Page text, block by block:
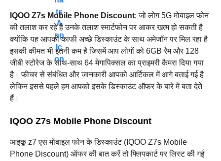
IQOO Z7s Mobile Phone Discount: जो लोग 5G मोबाइल फोन
की तलाश कर रहे हैं उनके तलाश स्मार्टफोन पर आकर खत्म हो सकती है
क्योंकि यह आपको काफी अच्छे डिस्काउंट के साथ अमेजॉन पर मिल रहा है
इसकी कीमत भी इतनी कम है जिसमें आप लोगों को 6GB रैम और 128
जीबी स्टोरेज के साथ-साथ 64 मेगापिक्सल का प्राइमरी कैमरा दिया गया
है। फीचर से संबंधित और जानकारी आपको आर्टिकल में आगे बताई गई है
लेकिन इससे पहले हम आपको इसके डिस्काउंट ऑफर के बारे में बता देते
हैं।
IQOO Z7s Mobile Phone Discount
आइकू z7 एस मोबाइल फोन के डिस्काउंट (IQOO Z7s Mobile
Phone Discount) ऑफर की बात करें तो फ्लिपकार्ट पर लिस्ट की गई